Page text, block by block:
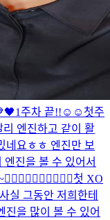
1주차 끝!!☺️☺️ 첫주
엔진하고 같이 활
네요ㅎㅎ 엔진만 보
엔진을 볼 수 있어서
첫 XO
실 그동안 저희한테
진을 많이 볼 수 있어